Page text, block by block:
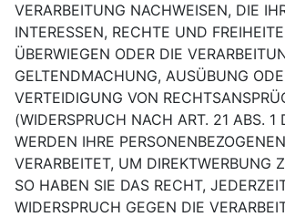
VERARBEITUNG NACHWEISEN, DIE
INTERESSEN, RECHTE UND
ÜBERWIEGEN ODER DIE
GELTENDMACHUNG, AUSÜBUNG
VERTEIDIGUNG VON
(WIDERSPRUCH NACH ART. 21 ABS. 1
WERDEN IHRE
VERARBEITET, UM DIREKTWERBUNG
SO HABEN SIE DAS RECHT,
WIDERSPRUCH GEGEN DIE